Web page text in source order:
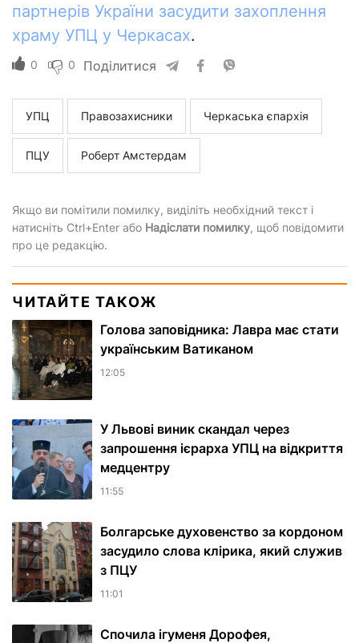
партнерів України засудити захоплення
храму УПЦ у Черкасах.
0 0 Поділитися
УПЦ Правозахисники Черкаська єпархія
ПЦУ Роберт Амстердам
Якщо ви помітили помилку, виділіть необхідний текст і
натисніть Ctrl+Enter або Надіслати помилку, щоб повідомити
про це редакцію.
ЧИТАЙТЕ ТАКОЖ
Голова заповідника: Лавра має стати
українським Ватиканом
12:05
У Львові виник скандал через
запрошення ієрарха УПЦ на відкриття
медцентру
11:55
Болгарське духовенство за кордоном
засудило слова клірика, який служив
з ПЦУ
11:01
Спочила ігуменя Дорофея,